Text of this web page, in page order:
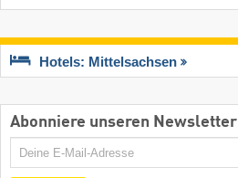
Hotels: Mittelsachsen
Abonniere unseren Newsletter
E-